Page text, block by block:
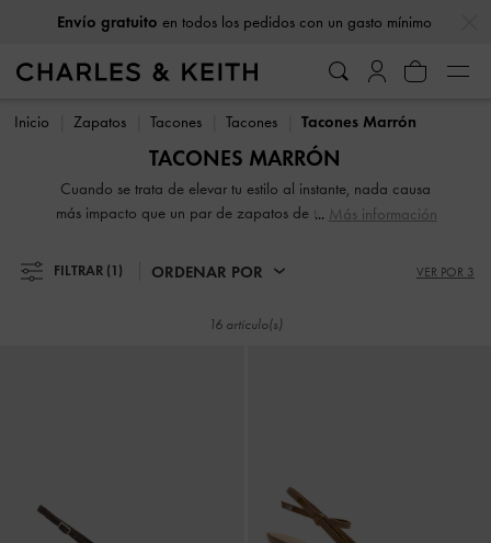
Envío gratuito en todos los pedidos con un gasto mínimo
Envío gratuitoen todos los pedidos con un gasto mínimo
Inicio Zapatos Tacones Tacones Tacones Marrón
TACONES MARRÓN
Cuando se trata de elevar tu estilo al instante, nada causa
más impacto que un par de zapatos de tacón. Con diseños
tacón clásicos y contemporáneos para mujer detendrá el
tráfico e iniciará conversaciones. Desde elegantes tacones
altos son una forma estupenda de destacar entre la
Más información
FILTRAR (1) ORDENAR POR VER POR 3
16 artículo(s)